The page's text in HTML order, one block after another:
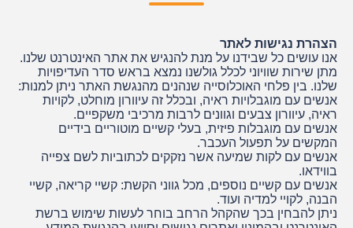
הצהרת נגישות לאתר
אנו עושים כל שבידנו על מנת להנגיש את אתר האינטרנט שלנו.
מתן שירות שוויוני לכלל גולשנו נמצא בראש סדר העדיפויות
שלנו. בין פלחי האוכלוסייה שנהנים מהנגשת האתר ניתן למנות:
אנשים עם מוגבלויות ראיה, ובכלל זה עיוורון מוחלט, לקויות
ראיה, עיוורון צבעים וגוונים לרבות מרכיבי משקפיים.
אנשים עם מוגבלות פיזית, בעלי קשיים מוטוריים בידיים
המקשים על תפעול העכבר.
אנשים עם לקות שמיעה אשר נזקקים לכתוביות לשם צפייה
בווידאו.
אנשים עם קשיים נוספים, מכל גווני הקשת: קשיי קריאה, קשיי
הבנה, לקויי למדיה ועוד.
ניתן להבחין בכך שהקהל הרחב בוחר לעשות שימוש ברשת